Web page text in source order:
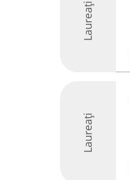
Laureați
Laureați